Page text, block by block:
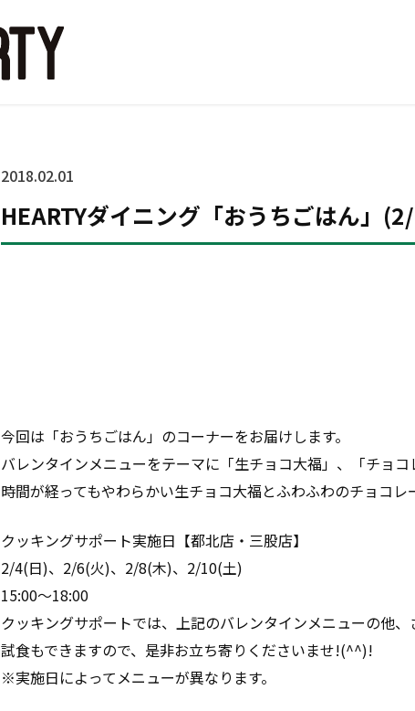
2018.02.01
HEARTYダイニング「おうちごはん」
今回は「おうちごはん」のコーナーをお届けします。
バレンタインメニューをテーマに「生チョコ大福」、「チョコ
時間が経ってもやわらかい生チョコ大福とふわふわのチョコ
クッキングサポート実施日【都北店・三股店】
2/4(日)、2/6(火)、2/8(木)、2/10(土)
15:00～18:00
クッキングサポートでは、上記のバレンタインメニューの他、
試食もできますので、是非お立ち寄りくださいませ!(^^)!
※実施日によってメニューが異なります。